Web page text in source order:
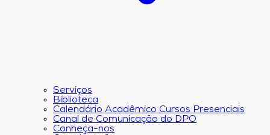
Serviços
Biblioteca
Calendário Acadêmico Cursos Presenciais
Canal de Comunicação do DPO
Conheça-nos